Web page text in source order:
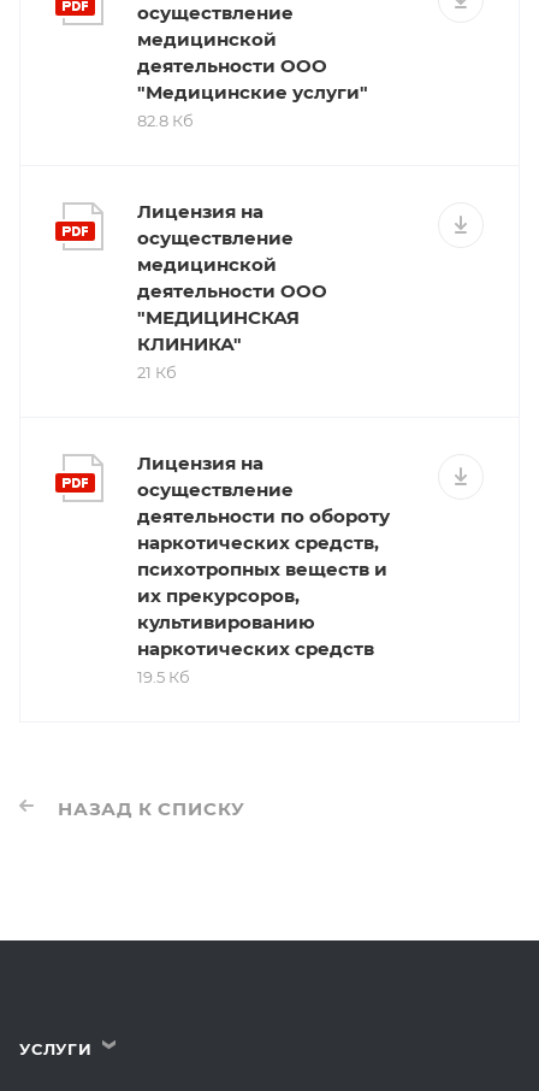
осуществление
медицинской
деятельности ООО
"Медицинские услуги"
82.8 Кб
Лицензия на
осуществление
медицинской
деятельности ООО
"МЕДИЦИНСКАЯ
КЛИНИКА"
21 Кб
Лицензия на
осуществление
деятельности по обороту
наркотических средств,
психотропных веществ и
их прекурсоров,
культивированию
наркотических средств
19.5 Кб
НАЗАД К СПИСКУ
УСЛУГИ ›